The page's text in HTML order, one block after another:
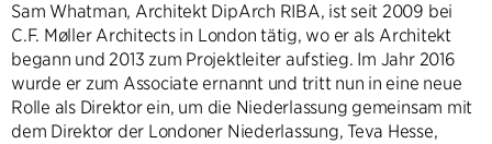
Sam Whatman, Architekt DipArch RIBA, ist seit 2009 bei
C.F. Møller Architects in London tätig, wo er als Architekt
begann und 2013 zum Projektleiter aufstieg. Im Jahr 2016
wurde er zum Associate ernannt und tritt nun in eine neue
Rolle als Direktor ein, um die Niederlassung gemeinsam mit
dem Direktor der Londoner Niederlassung, Teva Hesse,